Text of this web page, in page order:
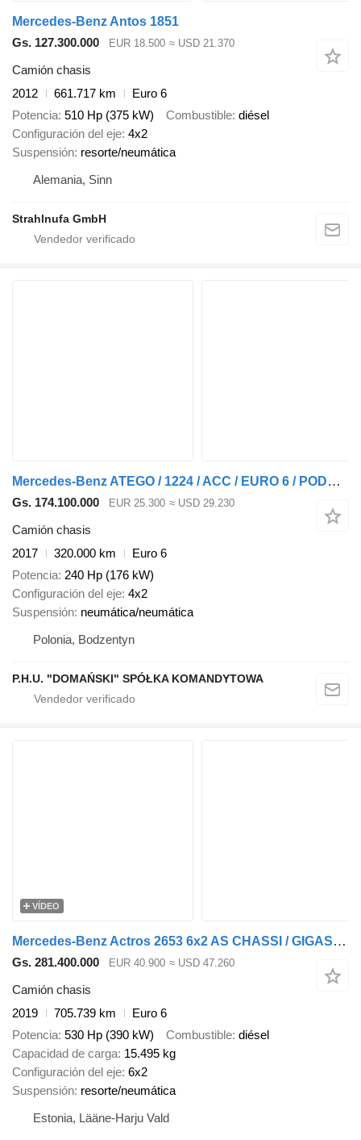
Mercedes-Benz Antos 1851
Gs. 127.300.000
EUR 18.500 ≈ USD 21.370
Camión chasis
2012
661.717 km
Euro 6
Potencia 510 Hp (375 kW) Combustible diésel
Configuración del eje 4x2
Suspensión resorte/neumática
Alemania, Sinn
Strahlnufa GmbH
Mercedes-Benz ATEGO / 1224 / ACC / EURO 6 / PODWOZIE DO ZABUDOWY / DŁ. 4,8 M
Gs. 174.100.000 EUR 25.300 ≈ USD 29.230
Camión chasis
2017
320.000 km
Euro 6
Potencia 240 Hp (176 kW)
Configuración del eje 4x2
Suspensión neumática/neumática
Polonia, Bodzentyn
P.H.U. "DOMAŃSKI" SPÓŁKA KOMANDYTOWA
VÍDEO
Mercedes-Benz Actros 2653 6x2 AS CHASSI / GIGASPACE
Gs. 281.400.000 EUR 40.900 ≈ USD 47.260
Camión chasis
2019
705.739 km
Euro 6
Potencia 530 Hp (390 kW) Combustible diésel
Capacidad de carga 15.495 kg
Configuración del eje 6x2
Suspensión resorte/neumática
Estonia, Lääne-Harju Vald